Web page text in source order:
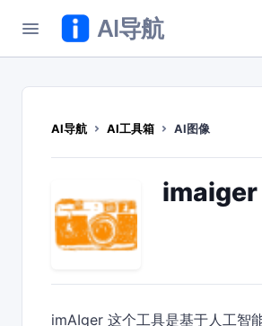
AI导航
AI导航 AI工具箱 AI图像
imaiger
imAIger 这个工具是基于人工智